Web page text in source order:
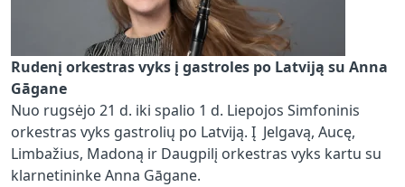
Rudenį orkestras vyks į gastroles po Latviją su Anna
Gāgane
Nuo rugsėjo 21 d. iki spalio 1 d. Liepojos Simfoninis
orkestras vyks gastrolių po Latviją. Į Jelgavą, Aucę,
Limbažius, Madoną ir Daugpilį orkestras vyks kartu su
klarnetininke Anna Gāgane.